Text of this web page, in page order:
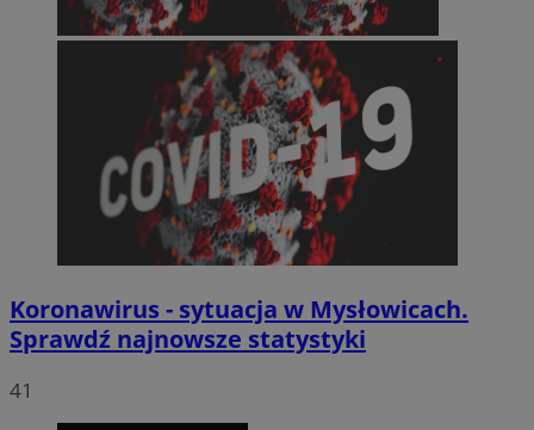
Koronawirus - sytuacja w Mysłowicach.
Sprawdź najnowsze statystyki
41